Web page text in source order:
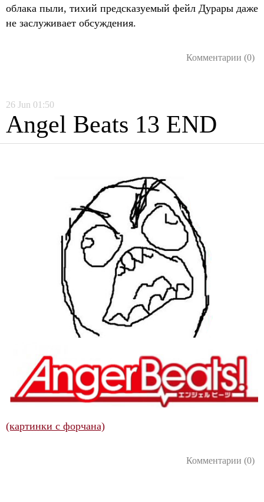
облака пыли, тихий предсказуемый фейл Дурары даже
не заслуживает обсуждения.
Комментарии (0)
26 Jun 01:50
Angel Beats 13 END
(картинки с форчана)
Комментарии (0)